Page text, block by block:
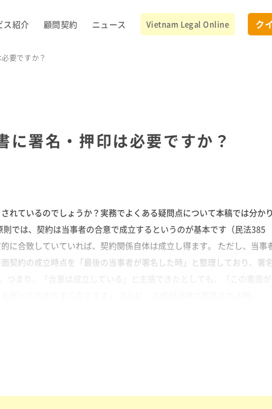
ス紹介 顧問契約 ニュース Vietnam Legal Online ク
要ですか？
に署名・押印は必要ですか？
れているのでしょうか？実務でよくある疑問点について本稿では分か
では、契約は当事者の合意で成立するというのが基本です（民法385
に合致していていれば、契約関係自体は成立し得ます。 ただし、当事
契約の成立時点を「最後の当事者が署名した時」と整理しており、署